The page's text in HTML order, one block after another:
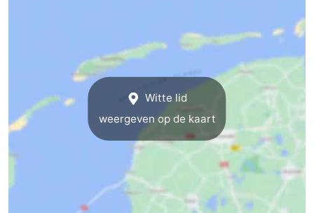
Rondleidingen
Sporten
-
Witte lid
weergeven op de kaart